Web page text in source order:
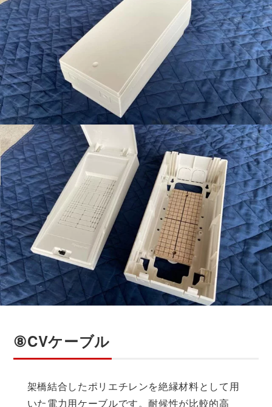
⑧CVケーブル
架橋結合したポリエチレンを絶縁材料として用
いた電力用ケーブルです。耐候性が比較的高